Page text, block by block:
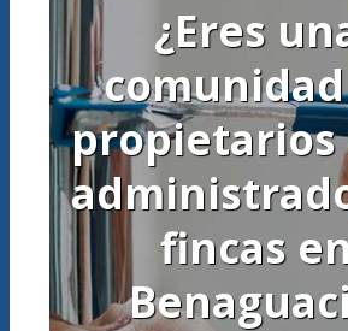
¿Eres
propietarios
fincas